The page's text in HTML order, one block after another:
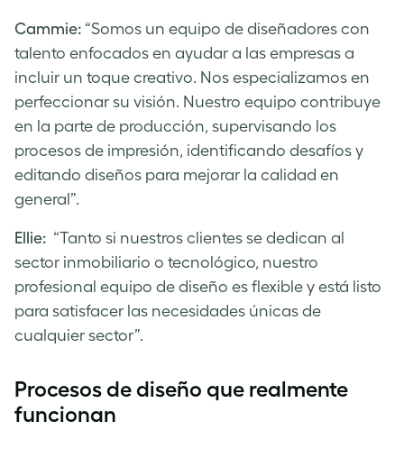
Cammie: “Somos un equipo de diseñadores con
talento enfocados en ayudar a las empresas a
incluir un toque creativo. Nos especializamos en
perfeccionar su visión. Nuestro equipo contribuye
en la parte de producción, supervisando los
procesos de impresión, identificando desafíos y
editando diseños para mejorar la calidad en
general”.
Ellie: “Tanto si nuestros clientes se dedican al
sector inmobiliario o tecnológico, nuestro
profesional equipo de diseño es flexible y está listo
para satisfacer las necesidades únicas de
cualquier sector”.
Procesos de diseño que realmente
funcionan